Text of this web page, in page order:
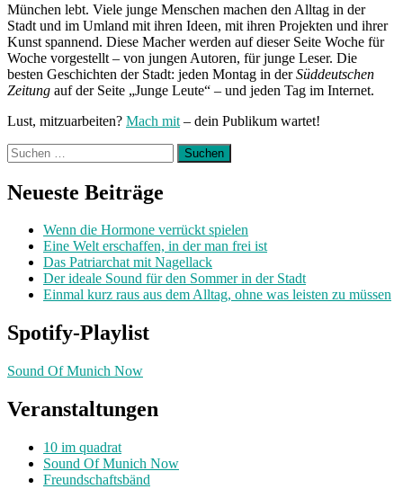
München lebt. Viele junge Menschen machen den Alltag in der
Stadt und im Umland mit ihren Ideen, mit ihren Projekten und ihrer
Kunst spannend. Diese Macher werden auf dieser Seite Woche für
Woche vorgestellt – von jungen Autoren, für junge Leser. Die
besten Geschichten der Stadt: jeden Montag in derSüddeutschen
Zeitung auf der Seite „Junge Leute“ – und jeden Tag im Internet.
Lust, mitzuarbeiten? Mach mit – dein Publikum wartet!
Suchen
nach:
Neueste Beiträge
Wenn die Hormone verrückt spielen
Eine Welt erschaffen, in der man frei ist
Das Patriarchat mit Nagellack
Der ideale Sound für den Sommer in der Stadt
Einmal kurz raus aus dem Alltag, ohne was leisten zu müssen
Spotify-Playlist
Sound Of Munich Now
Veranstaltungen
10 im quadrat
Sound Of Munich Now
Freundschaftsbänd